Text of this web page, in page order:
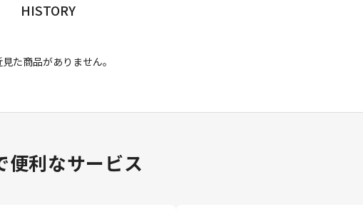
HISTORY
た商品がありません。
便利なサービス